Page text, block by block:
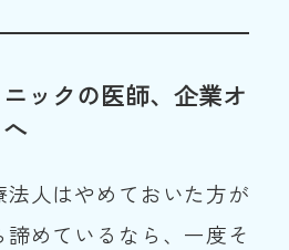
ックの医師、企業オ
法人はやめておいた方が
めているなら、一度そ